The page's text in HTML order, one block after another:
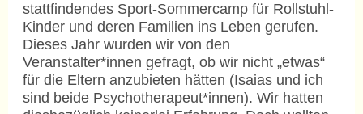
stattfindendes Sport-Sommercamp für Rollstuhl-
Kinder und deren Familien ins Leben gerufen.
Dieses Jahr wurden wir von den
Veranstalter*innen gefragt, ob wir nicht „etwas“
für die Eltern anzubieten hätten (Isaias und ich
sind beide Psychotherapeut*innen). Wir hatten